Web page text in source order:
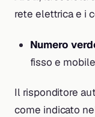
rete elettrica e i
Numero
fisso e
Il risponditore
come indicato